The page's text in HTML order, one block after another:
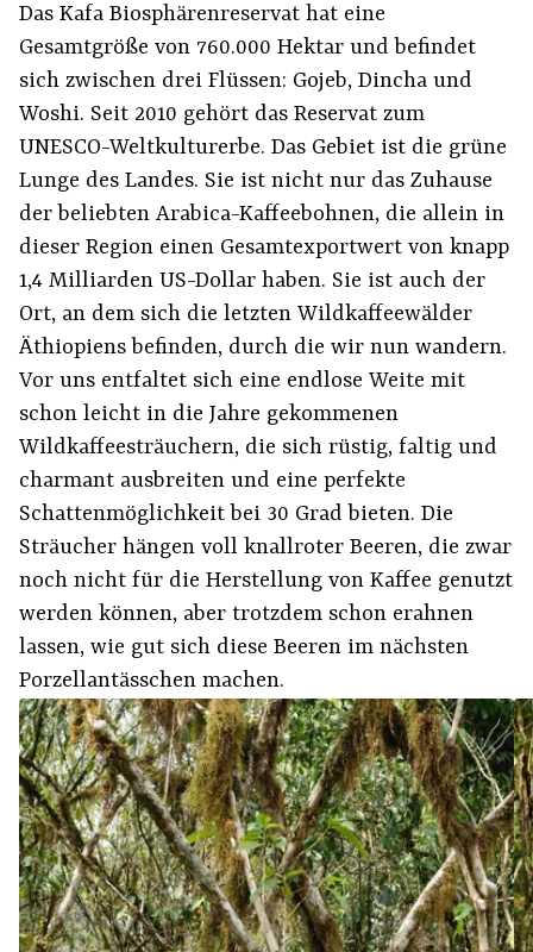
Das Kafa Biosphärenreservat hat eine
Gesamtgröße von 760.000 Hektar und befindet
sich zwischen drei Flüssen: Gojeb, Dincha und
Woshi. Seit 2010 gehört das Reservat zum
UNESCO-Weltkulturerbe. Das Gebiet ist die grüne
Lunge des Landes. Sie ist nicht nur das Zuhause
der beliebten Arabica-Kaffeebohnen, die allein in
dieser Region einen Gesamtexportwert von knapp
1,4 Milliarden US-Dollar haben. Sie ist auch der
Ort, an dem sich die letzten Wildkaffeewälder
Äthiopiens befinden, durch die wir nun wandern.
Vor uns entfaltet sich eine endlose Weite mit
schon leicht in die Jahre gekommenen
Wildkaffeesträuchern, die sich rüstig, faltig und
charmant ausbreiten und eine perfekte
Schattenmöglichkeit bei 30 Grad bieten. Die
Sträucher hängen voll knallroter Beeren, die zwar
noch nicht für die Herstellung von Kaffee genutzt
werden können, aber trotzdem schon erahnen
lassen, wie gut sich diese Beeren im nächsten
Porzellantässchen machen.